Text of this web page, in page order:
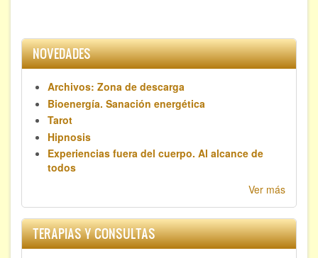
NOVEDADES
Archivos: Zona de descarga
Bioenergía. Sanación energética
Tarot
Hipnosis
Experiencias fuera del cuerpo. Al alcance de
todos
Ver más
TERAPIAS Y CONSULTAS